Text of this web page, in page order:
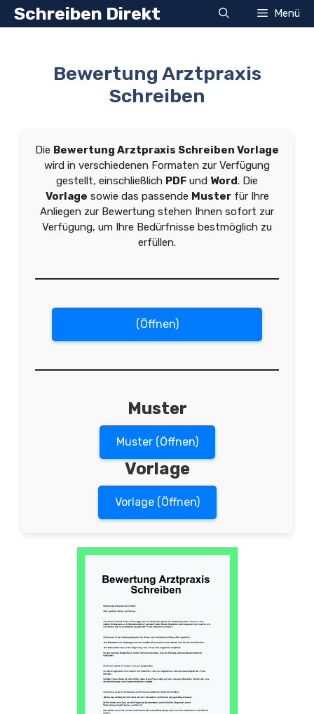
Zum
InhaltSchreiben Direkt Menü
Bewertung Arztpraxis
Schreiben
Die Bewertung Arztpraxis Schreiben Vorlage
wird in verschiedenen Formaten zur Verfügung
gestellt, einschließlich PDF und Word. Die
Vorlage sowie das passende Musterfür Ihre
Anliegen zur Bewertung stehen Ihnen sofort zur
Verfügung, um Ihre Bedürfnisse bestmöglich zu
erfüllen.
(Öffnen)
Muster
Muster (Öffnen)
Vorlage
Vorlage (Öffnen)